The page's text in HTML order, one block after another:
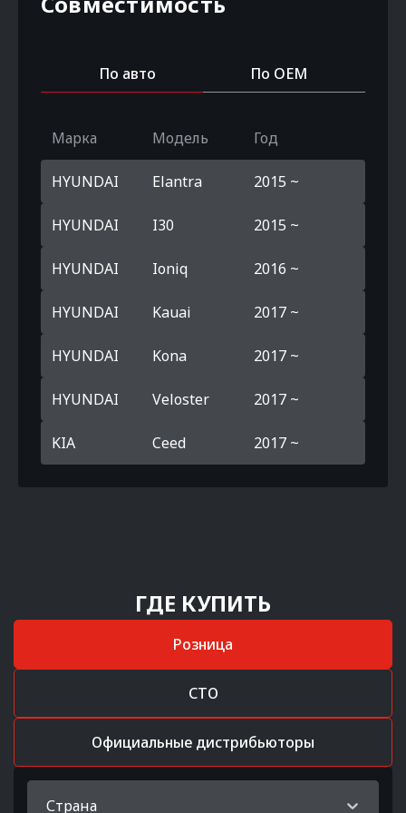
По авто По OEM
Марка Модель Год
HYUNDAI Elantra 2015 ~
HYUNDAI I30 2015 ~
HYUNDAI Ioniq 2016 ~
HYUNDAI Kauai 2017 ~
HYUNDAI Kona 2017 ~
HYUNDAI Veloster 2017 ~
KIA Ceed 2017 ~
ГДЕ КУПИТЬ
Розница
СТО
Официальные дистрибьюторы
Страна